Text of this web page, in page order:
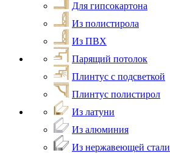
Для гипсокартона
Из полистирола
Из ПВХ
Парящий потолок
Плинтус с подсветкой
Плинтус полистирол
Из латуни
Из алюминия
Из нержавеющей стали